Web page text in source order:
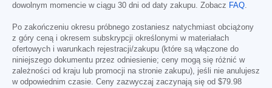
dowolnym momencie w ciągu 30 dni od daty zakupu. Zobacz FAQ.
Po zakończeniu okresu próbnego zostaniesz natychmiast obciążony
z góry ceną i okresem subskrypcji określonymi w materiałach
ofertowych i warunkach rejestracji/zakupu (które są włączone do
niniejszego dokumentu przez odniesienie; ceny mogą się różnić w
zależności od kraju lub promocji na stronie zakupu), jeśli nie anulujesz
w odpowiednim czasie. Ceny zazwyczaj zaczynają się od $79.98